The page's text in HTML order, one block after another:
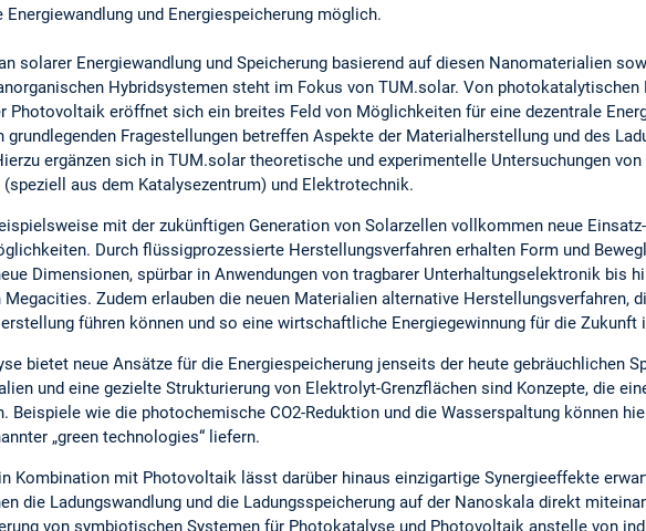
und Energiespeicherung möglich.
solarer Energiewandlung und Speicherung basierend auf diesen Nanomaterialien
Hybridsystemen steht im Fokus von TUM.solar. Von photokatalytischen
Photovoltaik eröffnet sich ein breites Feld von Möglichkeiten für eine dezentrale
grundlegenden Fragestellungen betreffen Aspekte der Materialherstellung und des
ergänzen sich in TUM.solar theoretische und experimentelle Untersuchungen
(speziell aus dem Katalysezentrum) und Elektrotechnik.
mit der zukünftigen Generation von Solarzellen vollkommen neue
Durch flüssigprozessierte Herstellungsverfahren erhalten Form und
Dimensionen, spürbar in Anwendungen von tragbarer Unterhaltungselektronik bis
Megacities. Zudem erlauben die neuen Materialien alternative Herstellungsverfahren,
führen können und so eine wirtschaftliche Energiegewinnung für die
bietet neue Ansätze für die Energiespeicherung jenseits der heute gebräuchlichen
und eine gezielte Strukturierung von Elektrolyt-Grenzflächen sind Konzepte, die
Beispiele wie die photochemische CO2-Reduktion und die Wasserspaltung können
„green technologies“ liefern.
Kombination mit Photovoltaik lässt darüber hinaus einzigartige Synergieeffekte
die Ladungswandlung und die Ladungsspeicherung auf der Nanoskala direkt
von symbiotischen Systemen für Photokatalyse und Photovoltaik anstelle von